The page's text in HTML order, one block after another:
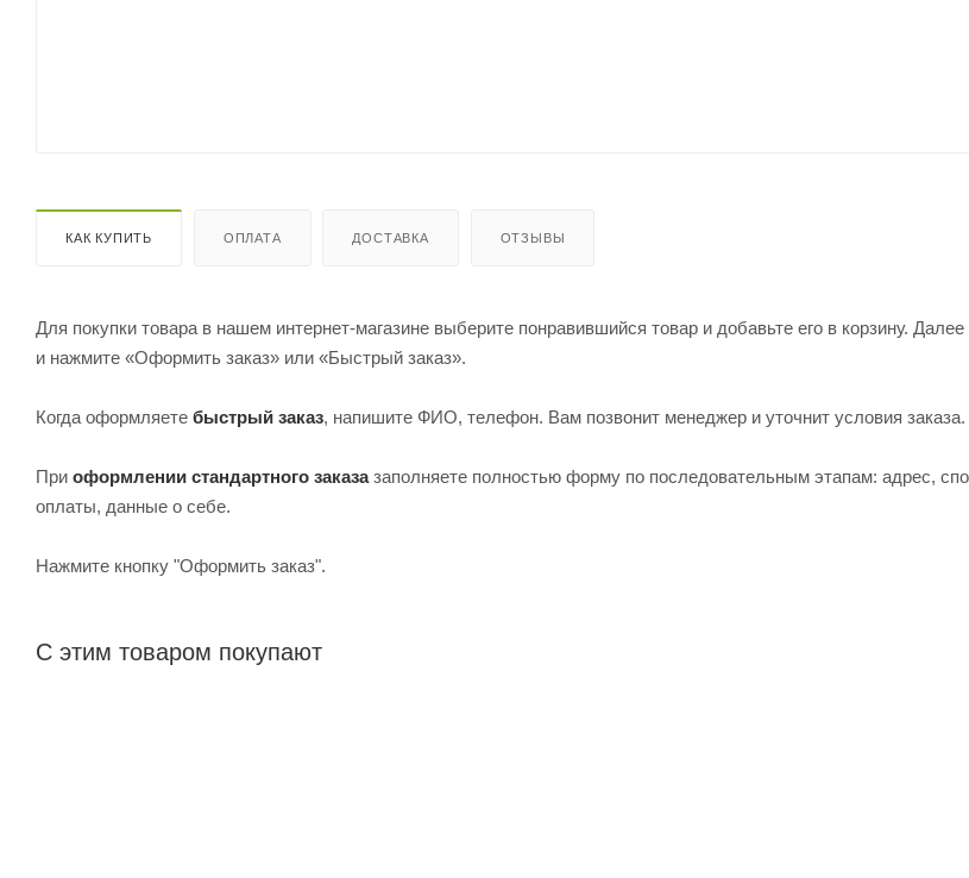
КАК КУПИТЬ ОПЛАТА ДОСТАВКА ОТЗЫВЫ
Для покупки товара в нашем интернет-магазине выберите понравившийся товар и добавьте его в корзину.
и нажмите «Оформить заказ» или «Быстрый заказ».
Когда оформляете быстрый заказ, напишите ФИО, телефон. Вам позвонит менеджер и уточнит условия заказа.
При оформлении стандартного заказа заполняете полностью форму по последовательным этапам: адрес,
оплаты, данные о себе.
Нажмите кнопку "Оформить заказ".
С этим товаром покупают